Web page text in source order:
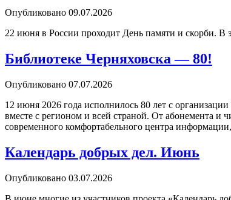
Опубликовано 09.07.2026
22 июня в России проходит День памяти и скорби. В
Библиотеке Черняховска — 80!
Опубликовано 07.07.2026
12 июня 2026 года исполнилось 80 лет с
вместе с регионом и всей страной. От абонемента и
современного комфортабельного центра
Календарь добрых дел. Июнь
Опубликовано 03.07.2026